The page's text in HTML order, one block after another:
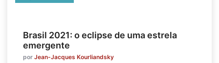
Brasil 2021: o eclipse de uma estrela
emergente
por Jean-Jacques Kourliandsky